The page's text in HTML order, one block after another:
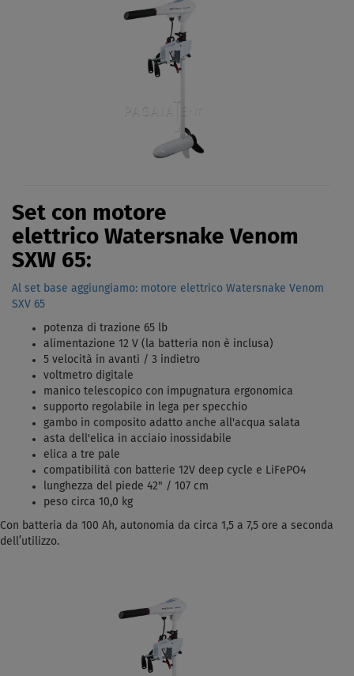
Set con motore
elettrico Watersnake Venom
SXW 65:
Al set base aggiungiamo: motore elettrico Watersnake Venom
SXV 65
potenza di trazione 65 lb
alimentazione 12 V (la batteria non è inclusa)
5 velocità in avanti / 3 indietro
voltmetro digitale
manico telescopico con impugnatura ergonomica
supporto regolabile in lega per specchio
gambo in composito adatto anche all'acqua salata
asta dell'elica in acciaio inossidabile
elica a tre pale
compatibilità con batterie 12V deep cycle e LiFePO4
lunghezza del piede 42" / 107 cm
peso circa 10,0 kg
Con batteria da 100 Ah, autonomia da circa 1,5 a 7,5 ore a seconda
dell’utilizzo.